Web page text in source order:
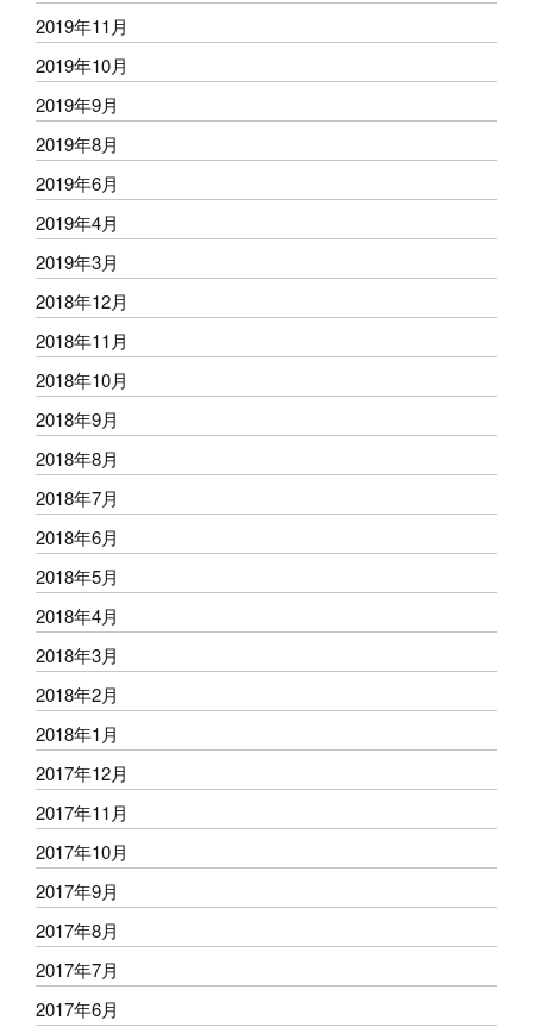
2019年11月
2019年10月
2019年9月
2019年8月
2019年6月
2019年4月
2019年3月
2018年12月
2018年11月
2018年10月
2018年9月
2018年8月
2018年7月
2018年6月
2018年5月
2018年4月
2018年3月
2018年2月
2018年1月
2017年12月
2017年11月
2017年10月
2017年9月
2017年8月
2017年7月
2017年6月